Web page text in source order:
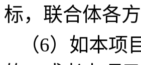
标，联合体各
（6）如本